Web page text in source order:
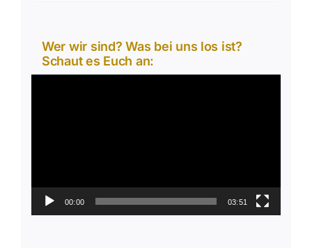
Wer wir sind? Was bei uns los ist?
Schaut es Euch an:
00:00 03:51